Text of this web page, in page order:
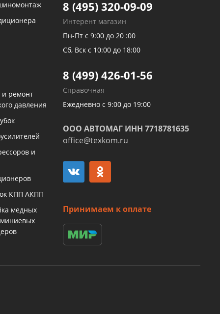
и ремонт
давления
и
КПП АКПП
медных
8 (495) 320-09-09
Интерент магазин
Пн-Пт с 9:00 до 20 :00
Сб, Вск с 10:00 до 18:00
8 (499) 426-01-56
Справочная
Ежедневно с 9:00 до 19:00
ООО АВТОМАГ ИНН 7718781635
office@texkom.ru
Принимаем к оплате